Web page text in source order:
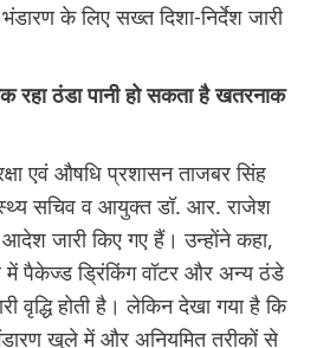
के लिए सख्त दिशा-निर्देश जारी
रहा ठंडा पानी हो सकता है खतरनाक
एवं औषधि प्रशासन ताजबर सिंह
सचिव व आयुक्त डॉ. आर. राजेश
जारी किए गए हैं। उन्होंने कहा,
में पैकेज्ड ड्रिंकिंग वॉटर और अन्य ठंडे
वृद्धि होती है। लेकिन देखा गया है कि
खुले में और अनियमित तरीकों से